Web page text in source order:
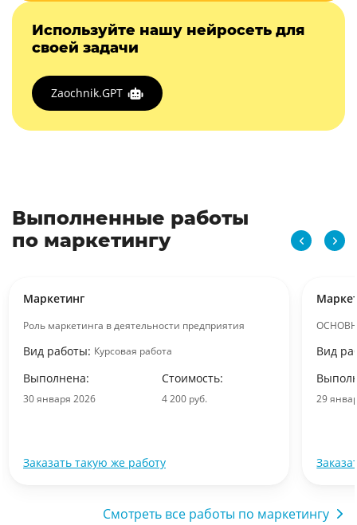
Используйте нашу нейросеть для
своей задачи
Zaochnik.GPT
Выполненные работы
по маркетингу
Маркетинг
Роль маркетинга в деятельности предприятия
Вид работы: Курсовая работа
Выполнена:
30 января 2026
Стоимость:
4 200 руб.
Заказать такую же работу
Вид
29
Смотреть все работы по маркетингу